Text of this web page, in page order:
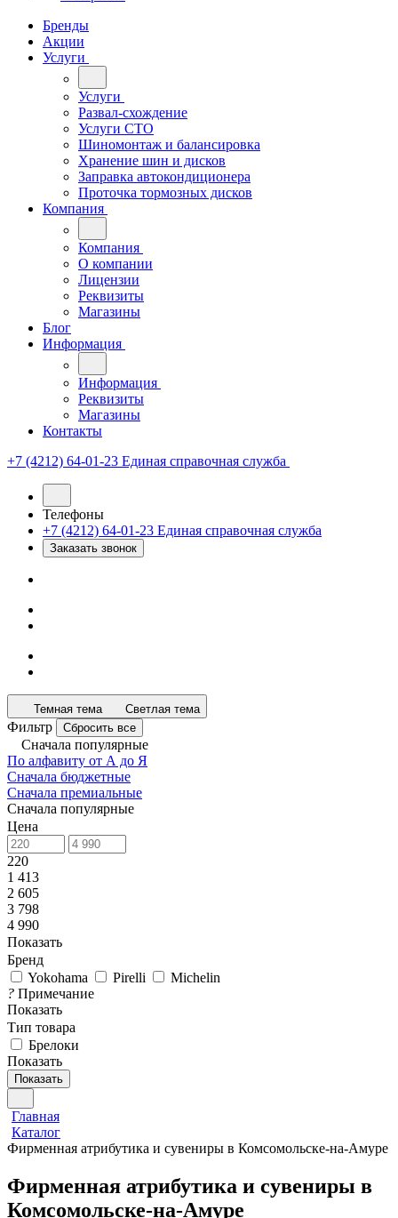
Бренды
Акции
Услуги
Услуги
Развал-схождение
Услуги СТО
Шиномонтаж и балансировка
Хранение шин и дисков
Заправка автокондиционера
Проточка тормозных дисков
Компания
Компания
О компании
Лицензии
Реквизиты
Магазины
Блог
Информация
Информация
Реквизиты
Магазины
Контакты
+7 (4212) 64-01-23 Единая справочная служба
Телефоны
+7 (4212) 64-01-23 Единая справочная служба
Заказать звонок
Темная тема Светлая тема
Фильтр Сбросить все
Сначала популярные
По алфавиту от А до Я
Сначала бюджетные
Сначала премиальные
Сначала популярные
Цена
220
1 413
2 605
3 798
4 990
Показать
Бренд
Yokohama
Pirelli
Michelin
? Примечание
Показать
Тип товара
Брелоки
Показать
Показать
Главная
Каталог
Фирменная атрибутика и сувениры в Комсомольске-на-Амуре
Фирменная атрибутика и сувениры в
Комсомольске-на-Амуре